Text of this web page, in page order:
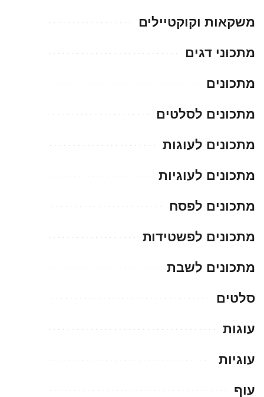
משקאות וקוקטיילים
מתכוני דגים
מתכונים
מתכונים לסלטים
מתכונים לעוגות
מתכונים לעוגיות
מתכונים לפסח
מתכונים לפשטידות
מתכונים לשבת
סלטים
עוגות
עוגיות
עוף